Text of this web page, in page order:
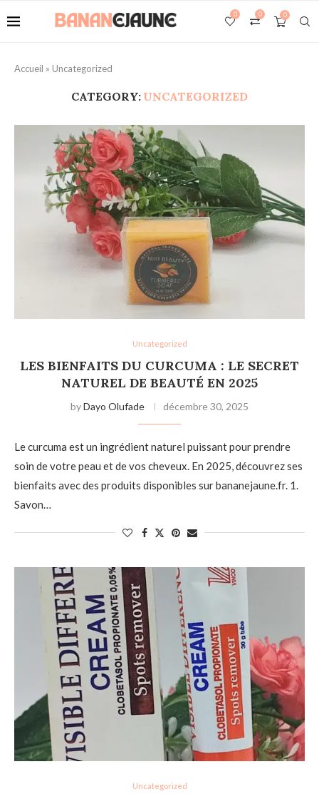
0
0
0
Accueil » Uncategorized
CATEGORY: UNCATEGORIZED
Uncategorized
LES BIENFAITS DU CURCUMA : LE SECRET
NATUREL DE BEAUTÉ EN 2025
byDayo Olufade décembre 30, 2025
Le curcuma est un ingrédient naturel puissant pour prendre
soin de votre peau et de vos cheveux. En 2025, découvrez ses
bienfaits avec des produits disponibles sur bananejaune.fr. 1.
Savon…
Uncategorized